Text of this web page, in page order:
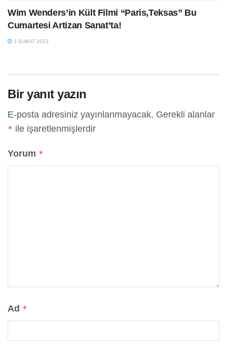
Wim Wenders’in Kült Filmi “Paris,Teksas” Bu
Cumartesi Artizan Sanat’ta!
3 ŞUBAT 2023
Bir yanıt yazın
E-posta adresiniz yayınlanmayacak. Gerekli alanlar
* ile işaretlenmişlerdir
Yorum *
Ad *